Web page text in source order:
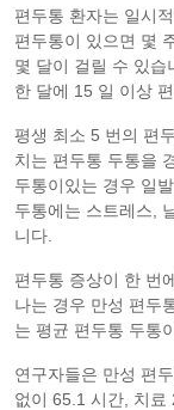
편두통 환자는 일시
편두통이 있으면 몇
몇 달이 걸릴 수 있
한 달에 15 일 이상
평생 최소 5 번의 편
치는 편두통 두통을
두통이있는 경우 일
두통에는 스트레스,
니다.
편두통 증상이 한 번
나는 경우 만성 편두
는 평균 편두통 두통
연구자들은 만성 편
없이 65.1 시간, 치료